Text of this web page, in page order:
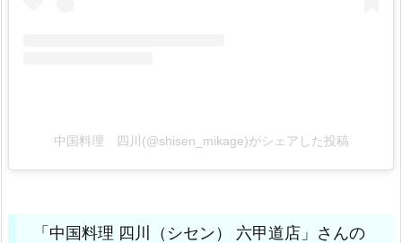
中国料理 四川(@shisen_mikage)がシェアした投稿
「中国料理 四川（シセン） 六甲道店」さんの